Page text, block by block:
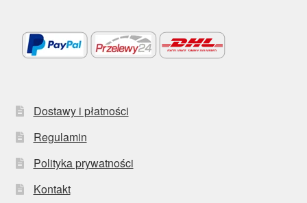
Dostawy i płatności
Regulamin
Polityka prywatności
Kontakt